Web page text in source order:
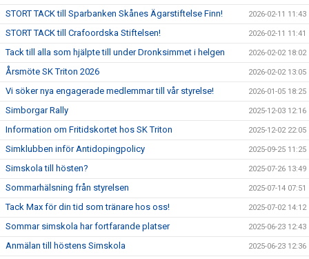
STORT TACK till Sparbanken Skånes Ägarstiftelse Finn! 2026-02-11 11:43
STORT TACK till Crafoordska Stiftelsen! 2026-02-11 11:41
Tack till alla som hjälpte till under Dronksimmet i helgen 2026-02-02 18:02
Årsmöte SK Triton 2026 2026-02-02 13:05
Vi söker nya engagerade medlemmar till vår styrelse! 2026-01-05 18:25
Simborgar Rally 2025-12-03 12:16
Information om Fritidskortet hos SK Triton 2025-12-02 22:05
Simklubben inför Antidopingpolicy 2025-09-25 11:25
Simskola till hösten? 2025-07-26 13:49
Sommarhälsning från styrelsen 2025-07-14 07:51
Tack Max för din tid som tränare hos oss! 2025-07-02 14:12
Sommar simskola har fortfarande platser 2025-06-23 12:43
Anmälan till höstens Simskola 2025-06-23 12:36